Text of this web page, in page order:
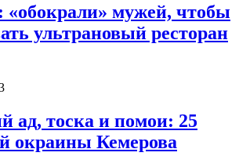
«обокрали» мужей, чтобы
ультрановый ресторан
ад, тоска и помои: 25
окраины Кемерова